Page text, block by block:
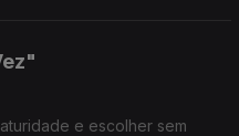
e escolher sem